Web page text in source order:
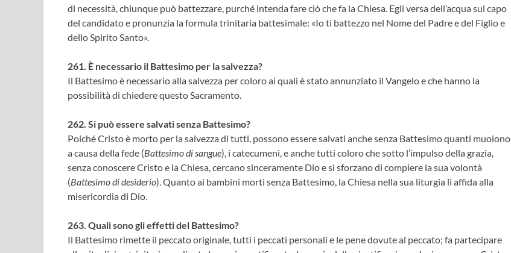
di necessità, chiunque può battezzare, purché intenda fare ciò che fa la Chiesa. Egli versa dell’acqua sul capo
del candidato e pronunzia la formula trinitaria battesimale: «Io ti battezzo nel Nome del Padre e del Figlio e
dello Spirito Santo».
261. È necessario il Battesimo per la salvezza?
Il Battesimo è necessario alla salvezza per coloro ai quali è stato annunziato il Vangelo e che hanno la
possibilità di chiedere questo Sacramento.
262. Si può essere salvati senza Battesimo?
Poiché Cristo è morto per la salvezza di tutti, possono essere salvati anche senza Battesimo quanti muoiono
a causa della fede (Battesimo di sangue), i catecumeni, e anche tutti coloro che sotto l’impulso della grazia,
senza conoscere Cristo e la Chiesa, cercano sinceramente Dio e si sforzano di compiere la sua volontà
(Battesimo di desiderio). Quanto ai bambini morti senza Battesimo, la Chiesa nella sua liturgia li affida alla
misericordia di Dio.
263. Quali sono gli effetti del Battesimo?
Il Battesimo rimette il peccato originale, tutti i peccati personali e le pene dovute al peccato; fa partecipare